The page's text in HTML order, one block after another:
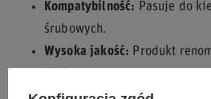
Kompatybilność: Pasuje do
śrubowych.
Wysoka jakość: Produkt